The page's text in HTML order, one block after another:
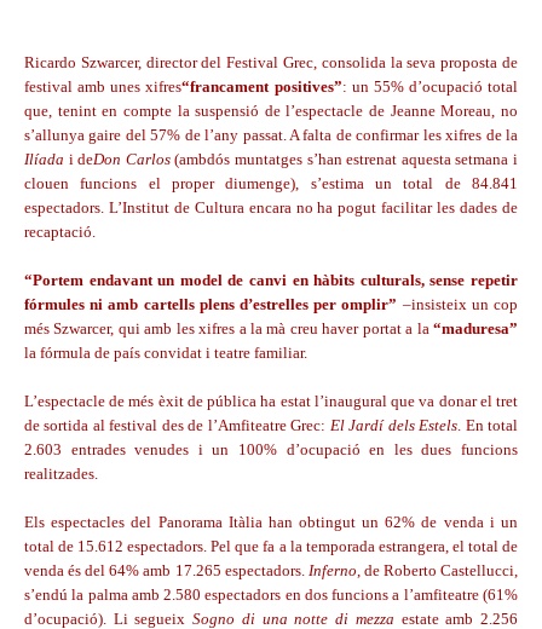
Ricardo Szwarcer, director del Festival Grec, consolida la seva proposta de
festival amb unes xifres“francament positives”: un 55% d’ocupació total
que, tenint en compte la suspensió de l’espectacle de Jeanne Moreau, no
s’allunya gaire del 57% de l’any passat. A falta de confirmar les xifres de la
Ilíada i deDon Carlos(ambdós muntatges s’han estrenat aquesta setmana i
clouen funcions el proper diumenge), s’estima un total de 84.841
espectadors. L’Institut de Cultura encara no ha pogut facilitar les dades de
recaptació.
“Portem endavant un model de canvi en hàbits culturals, sense repetir
fórmules ni amb cartells plens d’estrelles per omplir” –insisteix un cop
més Szwarcer, qui amb les xifres a la mà creu haver portat a la “maduresa”
la fórmula de país convidat i teatre familiar.
L’espectacle de més èxit de pública ha estat l’inaugural que va donar el tret
de sortida al festival des de l’Amfiteatre Grec: El Jardí dels Estels. En total
2.603 entrades venudes i un 100% d’ocupació en les dues funcions
realitzades.
Els espectacles del Panorama Itàlia han obtingut un 62% de venda i un
total de 15.612 espectadors. Pel que fa a la temporada estrangera, el total de
venda és del 64% amb 17.265 espectadors. Inferno, de Roberto Castellucci,
s’endú la palma amb 2.580 espectadors en dos funcions a l’amfiteatre (61%
d’ocupació). Li segueixSogno di una notte di mezza estate amb 2.256